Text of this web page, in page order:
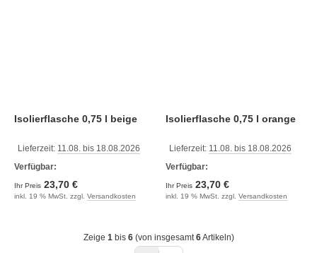
Isolierflasche 0,75 l beige
Lieferzeit: 11.08. bis 18.08.2026
Verfügbar:
Ihr Preis 23,70 €
inkl. 19 % MwSt. zzgl. Versandkosten
Isolierflasche 0,75 l orange
Lieferzeit: 11.08. bis 18.08.2026
Verfügbar:
Ihr Preis 23,70 €
inkl. 19 % MwSt. zzgl. Versandkosten
Zeige 1bis 6(von insgesamt6Artikeln)